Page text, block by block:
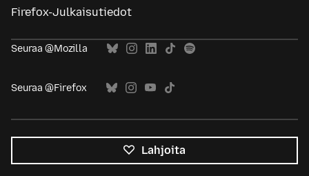
Firefox-Julkaisutiedot
Seuraa @Mozilla
Seuraa @Firefox
Lahjoita